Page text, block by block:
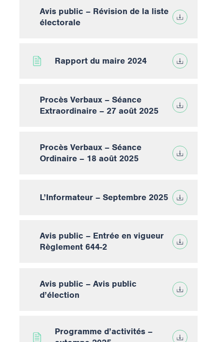
Avis public – Révision de la liste
électorale
Rapport du maire 2024
Procès Verbaux – Séance
Extraordinaire – 27 août 2025
Procès Verbaux – Séance
Ordinaire – 18 août 2025
L’Informateur – Septembre 2025
Avis public – Entrée en vigueur
Règlement 644-2
Avis public – Avis public
d’élection
Programme d’activités –